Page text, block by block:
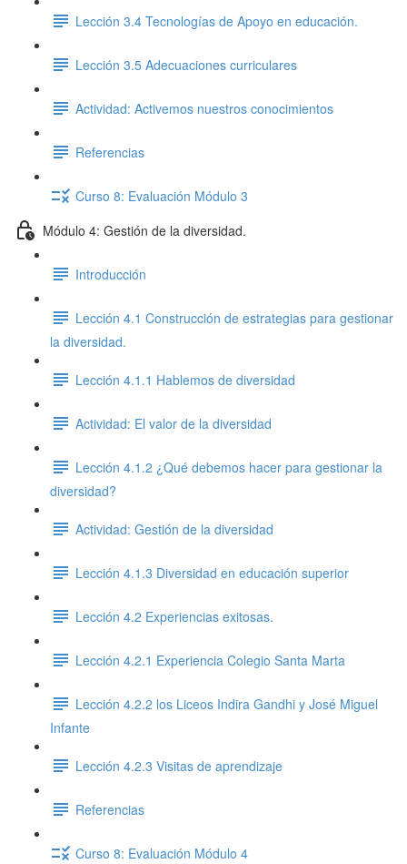
Lección 3.4 Tecnologías de Apoyo en educación.
Lección 3.5 Adecuaciones curriculares
Actividad: Activemos nuestros conocimientos
Referencias
Curso 8: Evaluación Módulo 3
Módulo 4: Gestión de la diversidad.
Introducción
Lección 4.1 Construcción de estrategias para gestionar
la diversidad.
Lección 4.1.1 Hablemos de diversidad
Actividad: El valor de la diversidad
Lección 4.1.2 ¿Qué debemos hacer para gestionar la
diversidad?
Actividad: Gestión de la diversidad
Lección 4.1.3 Diversidad en educación superior
Lección 4.2 Experiencias exitosas.
Lección 4.2.1 Experiencia Colegio Santa Marta
Lección 4.2.2 los Liceos Indira Gandhi y José Miguel
Infante
Lección 4.2.3 Visitas de aprendizaje
Referencias
Curso 8: Evaluación Módulo 4